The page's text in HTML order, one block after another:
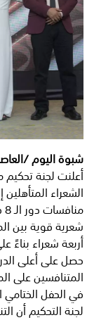
شبوة اليوم /
أعلنت لجنة تحكيم
الشعراء
شعرية قوية بين
أربعة شعراء بناءً
حصل على أعلى
المتنافسين على
في الحفل الختامي
لجنة التحكيم أن